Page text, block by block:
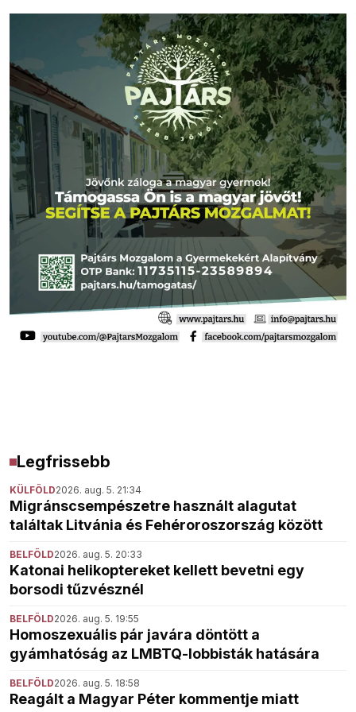
Legfrissebb
KÜLFÖLD2026. aug. 5. 21:34
Migránscsempészetre használt alagutat
találtak Litvánia és Fehéroroszország között
BELFÖLD2026. aug. 5. 20:33
Katonai helikoptereket kellett bevetni egy
borsodi tűzvésznél
BELFÖLD2026. aug. 5. 19:55
Homoszexuális pár javára döntött a
gyámhatóság az LMBTQ-lobbisták hatására
BELFÖLD2026. aug. 5. 18:58
Reagált a Magyar Péter kommentje miatt